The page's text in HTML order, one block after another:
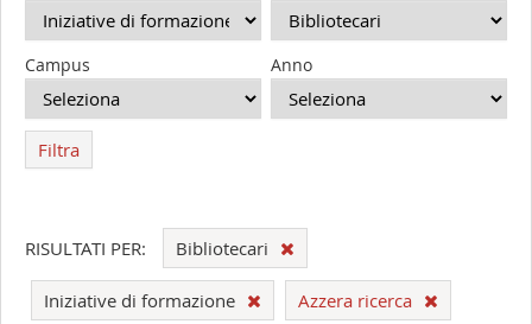
Campus Anno
Filtra
RISULTATI PER: Bibliotecari
Iniziative di formazione Azzera ricerca